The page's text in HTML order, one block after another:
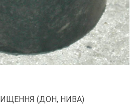
(ДОН, НИВА)